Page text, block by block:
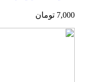
7,000 تومان